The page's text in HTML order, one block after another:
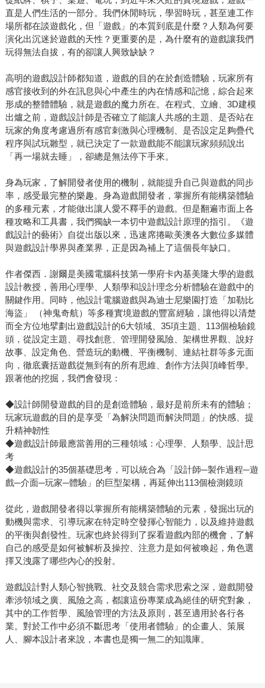
直是人們生活的一部分。我們休閒時玩，學習時玩，甚至連工作
場所都在談遊戲化，但「遊戲」的本質到底是什麼？人類為何要
演化出沉迷於遊戲的天性？更重要的是，為什麼有的遊戲讓我們
玩得無法自拔，有的卻讓人興致缺缺？
高明的遊戲設計師都知道，遊戲的目的在於創造體驗，玩家所有
感官接收到的外在訊息與心中產生的內在情感和記憶，綜合起來
形成的整體體驗，就是遊戲的魔力所在。在程式、立繪、3D建模
出爐之前，遊戲設計師是否確立了能讓人共感的主題、是否站在
玩家的角度考慮過所有感官刺激與心理機制、是否設定足夠疊代
程序與試玩雛型，就已決定了一款遊戲能不能讓玩家頻頻說出
「再一場就去睡」，卻總是無法停下手來。
身為玩家，了解開發者使用的機制，就能提升自己與遊戲的同步
率，感受最完整的樂趣。身為遊戲開發者，掌握所有能構築體驗
的多種元素，才能做出讓人愛不釋手的遊戲。但是翻遍市面上各
種攻略和工具書，我們獨缺一本切中遊戲設計原理的指引。《遊
戲設計的藝術》自從出版以來，迅速席捲歐美澳各大數位多媒體
與遊戲設計學界與產業界，正是因為補上了這個長年缺口。
作者傑西．謝爾是美國電腦科技第一學府卡內基美隆大學的遊戲
設計教授，善用心理學、人類學和設計理念分析體驗在遊戲中的
關鍵作用。同時，他設計電腦遊戲與為迪士尼樂園打造「加勒比
海盜」 （神鬼奇航）等多種實境遊戲的豐富經驗，讓他得以清楚
而全方位地擘劃出遊戲設計的6大領域、35項主題、113個檢驗鏡
頭，從設定主題、尋找創意、管理開發風險、架構世界觀、說好
故事、設定角色、營造玩的動機、平衡機制、連結社群等多元面
向，徹底囊括遊戲從無到有的所有思維、創作方法與頂峰哲學。
跟著他的挖掘，我們會發現：
◆設計師開發遊戲的目的是創造體驗，最好是前所未有的體驗；
玩家玩遊戲的目的是享受「為解決問題而解決問題」的快感、提
升精神韌性
◆遊戲設計師最應當善用的三種領域：心理學、人類學、設計思
考
◆遊戲設計的35個基礎思考，可以統合為「設計師─製作過程─遊
戲─介面─玩家─體驗」的巨型架構，再延伸出113個檢測鏡頭
從此，遊戲開發者得以掌握所有能構築體驗的元素，發掘出玩的
動機與需求、引導玩家在特定時空發揮心智能力，以及維持遊戲
的平衡與創發性。玩家也終於得到了探看遊戲內部的機會，了解
自己的感受是如何被解析及操控、注意力是如何被喚起，角色選
擇又洩露了哪些內心的投射。
遊戲設計對人類心智挑戰、社交及競合需求思索之深，遊戲開發
牽涉領域之廣、風險之高，都讓這份專業成為絕佳的研究對象，
其中的工作哲學、風險管理的方法及原則，甚至適用於各行各
業。對於工作中必須不斷思考「使用者體驗」的企畫人、策展
人、腳本設計者來說，本書也是獨一無二的知識庫。